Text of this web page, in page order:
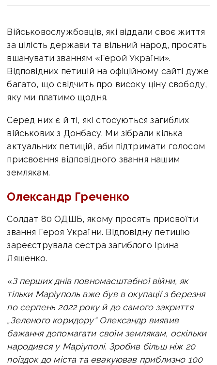
Військовослужбовців, які віддали своє життя
за цілість держави та вільний народ, просять
вшанувати званням «Герой України».
Відповідних петицій на офіційному сайті дуже
багато, що свідчить про високу ціну свободу,
яку ми платимо щодня.
Серед них є й ті, які стосуються загиблих
військових з Донбасу. Ми зібрали кілька
актуальних петицій, аби підтримати голосом
присвоєння відповідного звання нашим
землякам.
Олександр Греченко
Солдат 80 ОДШБ, якому просять присвоїти
звання Героя України. Відповідну петицію
зареєструвала сестра загиблого Ірина
Ляшенко.
«З перших днів повномасштабної війни, як
тільки Маріуполь вже був в окупації з березня
по серпень 2022 року й до самого закриття
„Зеленого коридору“ Олександр виявив
бажання допомагати своїм землякам, оскільки
народився у Маріуполі. Зробив більш ніж 20
поїздок до міста та евакуював приблизно 100